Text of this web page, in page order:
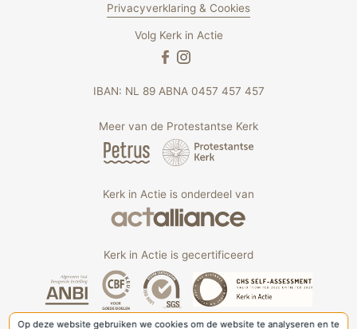
Op deze website gebruiken we cookies om de website te analyseren en te
Privacyverklaring & Cookies
Volg Kerk in Actie
IBAN: NL 89 ABNA 0457 457 457
Meer van de Protestantse Kerk
Kerk in Actie is onderdeel van
Kerk in Actie is gecertificeerd